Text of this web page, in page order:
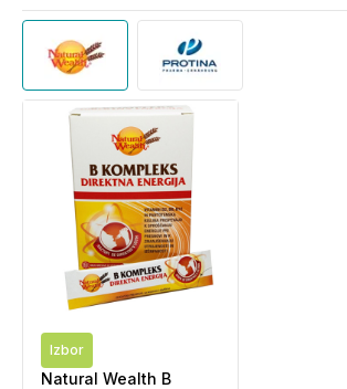
Izbor
Natural Wealth B